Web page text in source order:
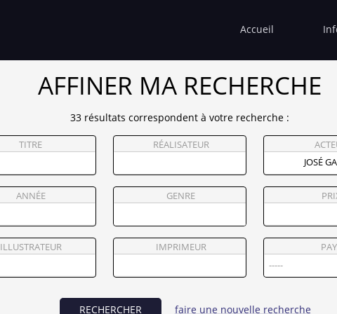
Accueil
AFFINER MA RECHERCHE
33 résultats correspondent à votre recherche :
TITRE RÉALISATEUR
ANNÉE GENRE
ILLUSTRATEUR IMPRIMEUR
RECHERCHER faire une nouvelle recherche